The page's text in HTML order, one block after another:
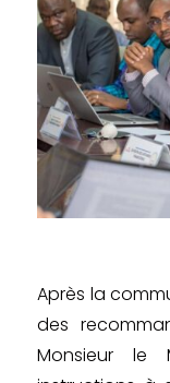
Après la
des
Monsieur le